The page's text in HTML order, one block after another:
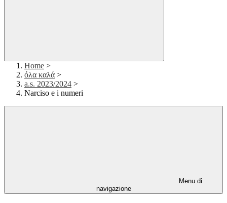
Home >
όλα καλά >
a.s. 2023/2024 >
Narciso e i numeri
Menu di
navigazione